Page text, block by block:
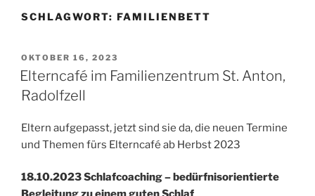
SCHLAGWORT: FAMILIENBETT
VERÖFFENTLICHT
AM
OKTOBER 16, 2023
Elterncafé im Familienzentrum St. Anton,
Radolfzell
Eltern aufgepasst, jetzt sind sie da, die neuen Termine
und Themen fürs Elterncafé ab Herbst 2023
18.10.2023 Schlafcoaching – bedürfnisorientierte